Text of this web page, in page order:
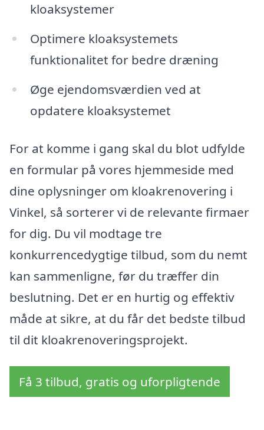
kloaksystemer
Optimere kloaksystemets
funktionalitet for bedre dræning
Øge ejendomsværdien ved at
opdatere kloaksystemet
For at komme i gang skal du blot udfylde
en formular på vores hjemmeside med
dine oplysninger om kloakrenovering i
Vinkel, så sorterer vi de relevante firmaer
for dig. Du vil modtage tre
konkurrencedygtige tilbud, som du nemt
kan sammenligne, før du træffer din
beslutning. Det er en hurtig og effektiv
måde at sikre, at du får det bedste tilbud
til dit kloakrenoveringsprojekt.
Få 3 tilbud, gratis og uforpligtende